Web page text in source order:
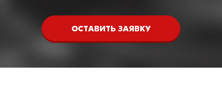
ОСТАВИТЬ ЗАЯВКУ